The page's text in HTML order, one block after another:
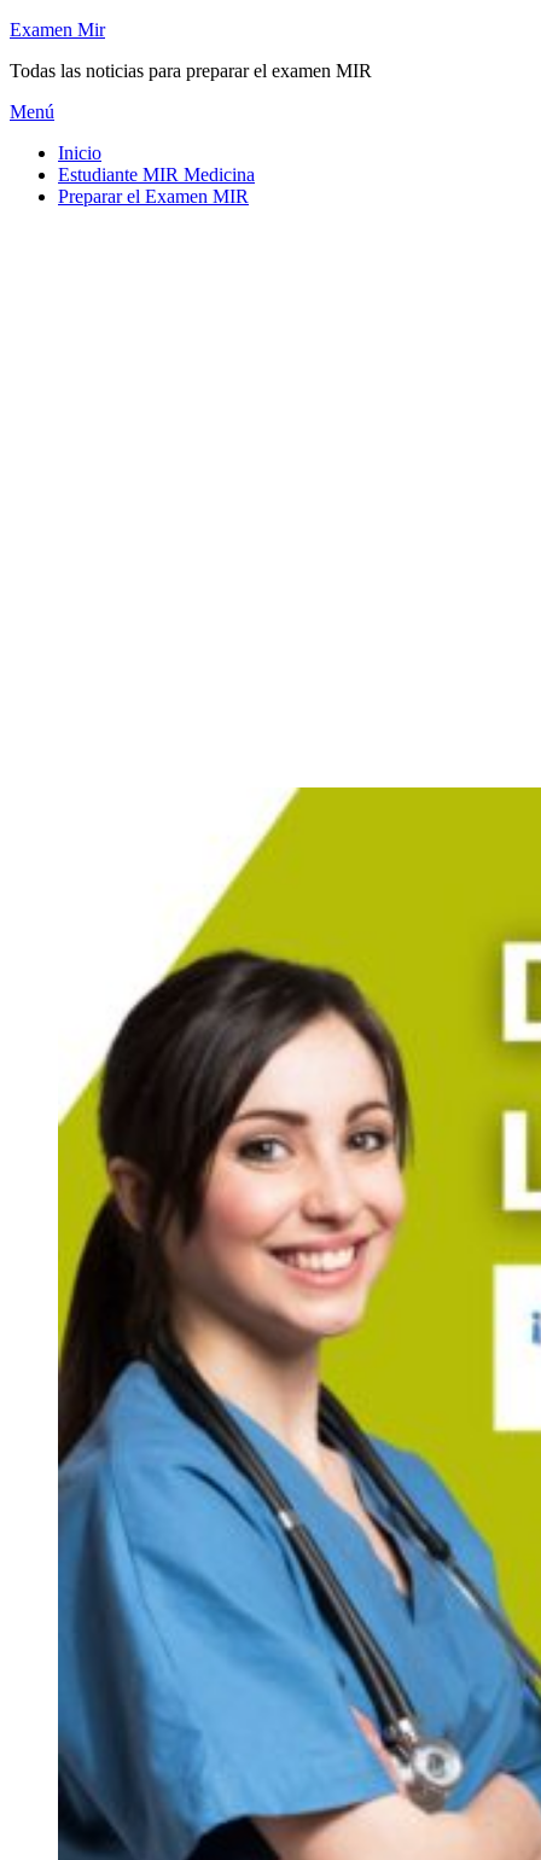
Saltar
contenido
Examen Mir
Todas las noticias para preparar el examen MIR
Menú
Inicio
Estudiante MIR Medicina
Preparar el Examen MIR